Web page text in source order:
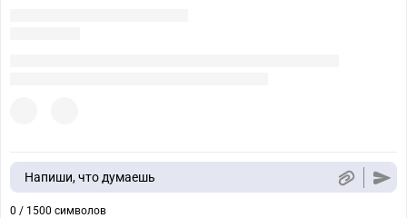
Напиши, что думаешь
0 / 1500 символов